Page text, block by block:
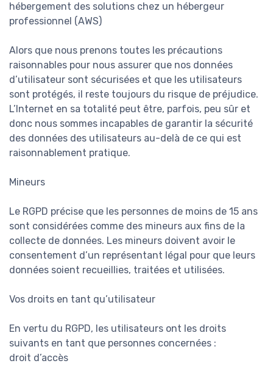
hébergement des solutions chez un hébergeur
professionnel (AWS)
Alors que nous prenons toutes les précautions
raisonnables pour nous assurer que nos données
d’utilisateur sont sécurisées et que les utilisateurs
sont protégés, il reste toujours du risque de préjudice.
L’Internet en sa totalité peut être, parfois, peu sûr et
donc nous sommes incapables de garantir la sécurité
des données des utilisateurs au-delà de ce qui est
raisonnablement pratique.
Mineurs
Le RGPD précise que les personnes de moins de 15 ans
sont considérées comme des mineurs aux fins de la
collecte de données. Les mineurs doivent avoir le
consentement d’un représentant légal pour que leurs
données soient recueillies, traitées et utilisées.
Vos droits en tant qu’utilisateur
En vertu du RGPD, les utilisateurs ont les droits
suivants en tant que personnes concernées :
droit d’accès